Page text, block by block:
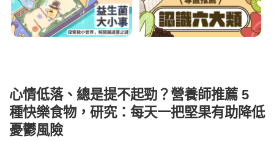
心情低落、總是提不起勁？營養師推薦 5
種快樂食物，研究：每天一把堅果有助降低
憂鬱風險